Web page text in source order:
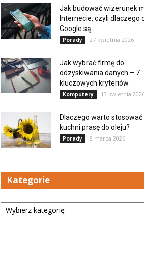
Jak budować wizerunek
Internecie, czyli dlaczego
Google są...
Porady 27 kwietnia 2026
Jak wybrać firmę do
odzyskiwania danych – 7
kluczowych kryteriów
Komputery 13 kwietnia
Dlaczego warto stosować
kuchni prasę do oleju?
Porady 8 marca 2026
Kategorie
Kategorie